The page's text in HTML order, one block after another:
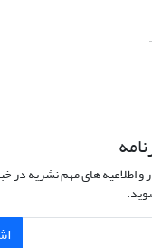
و اطلاعیه های مهم نشریه در